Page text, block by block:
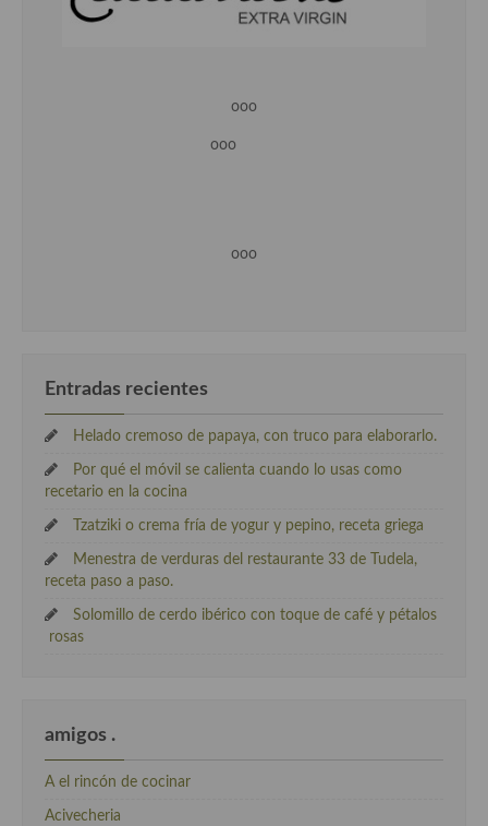
ooo
ooo
ooo
Entradas recientes
Helado cremoso de papaya, con truco para elaborarlo.
Por qué el móvil se calienta cuando lo usas como
recetario en la cocina
Tzatziki o crema fría de yogur y pepino, receta griega
Menestra de verduras del restaurante 33 de Tudela,
receta paso a paso.
Solomillo de cerdo ibérico con toque de café y pétalos
rosas
amigos .
A el rincón de cocinar
Acivecheria